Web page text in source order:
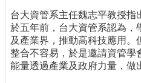
務
專
題
報
台大資管系主任魏志平教授指
於五年前，台大資管系認為，
及產業界，推動高科技應用。
整合不容易，於是邀請資管學
能量透過產業及政府力量，做